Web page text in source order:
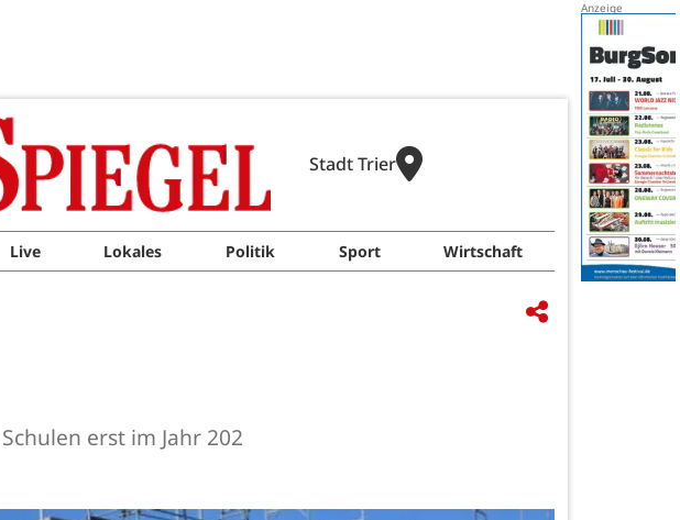
Stadt Trier
Live Lokales Politik Sport Wirtschaft
erst im Jahr 202